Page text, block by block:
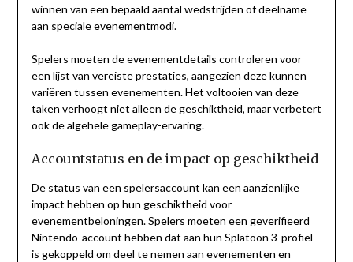
winnen van een bepaald aantal wedstrijden of deelname
aan speciale evenementmodi.
Spelers moeten de evenementdetails controleren voor
een lijst van vereiste prestaties, aangezien deze kunnen
variëren tussen evenementen. Het voltooien van deze
taken verhoogt niet alleen de geschiktheid, maar verbetert
ook de algehele gameplay-ervaring.
Accountstatus en de impact op geschiktheid
De status van een spelersaccount kan een aanzienlijke
impact hebben op hun geschiktheid voor
evenementbeloningen. Spelers moeten een geverifieerd
Nintendo-account hebben dat aan hun Splatoon 3-profiel
is gekoppeld om deel te nemen aan evenementen en